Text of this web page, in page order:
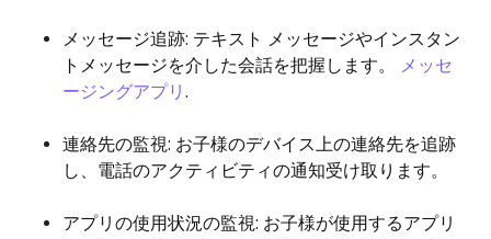
メッセージ追跡: テキスト メッセージやインスタン
トメッセージを介した会話を把握します。 メッセ
ージングアプリ.
連絡先の監視: お子様のデバイス上の連絡先を追跡
し、電話のアクティビティの通知受け取ります。
アプリの使用状況の監視: お子様が使用するアプリ